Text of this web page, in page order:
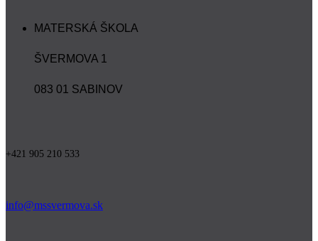
MATERSKÁ ŠKOLA
ŠVERMOVA 1
083 01 SABINOV
+421 905 210 533
info@mssvermova.sk